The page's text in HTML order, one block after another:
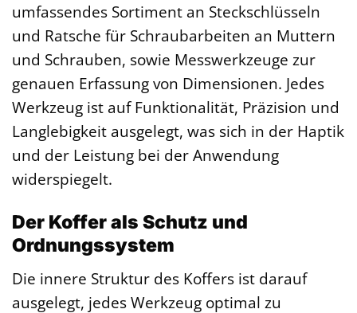
umfassendes Sortiment an Steckschlüsseln
und Ratsche für Schraubarbeiten an Muttern
und Schrauben, sowie Messwerkzeuge zur
genauen Erfassung von Dimensionen. Jedes
Werkzeug ist auf Funktionalität, Präzision und
Langlebigkeit ausgelegt, was sich in der Haptik
und der Leistung bei der Anwendung
widerspiegelt.
Der Koffer als Schutz und
Ordnungssystem
Die innere Struktur des Koffers ist darauf
ausgelegt, jedes Werkzeug optimal zu